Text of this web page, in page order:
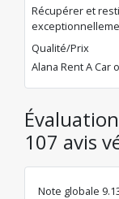
Récupérer et
Qualité/Prix
Alana Rent A
107 avis
Note globale